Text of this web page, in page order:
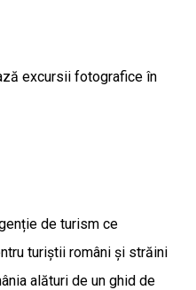
excursii fotografice în
de turism ce
turiștii români și străini
alături de un ghid de